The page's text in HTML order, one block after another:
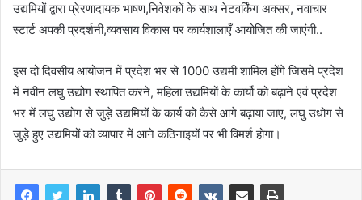
उद्यमियों द्वारा प्रेरणादायक भाषण,निवेशकों के साथ नेटवर्किंग अक्सर, नवाचार
स्टार्ट अपकी प्रदर्शनी,व्यवसाय विकास पर कार्यशालाएँ आयोजित की जाएंगी..
इस दो दिवसीय आयोजन में प्रदेश भर से 1000 उद्यमी शामिल होंगे जिसमे प्रदेश
में नवीन लघु उद्योग स्थापित करने, महिला उद्यमियों के कार्यो को बढ़ाने एवं प्रदेश
भर में लघु उद्योग से जुड़े उद्यमियों के कार्य को कैसे आगे बढ़ाया जाए, लघु उधोग से
जुड़े हुए उद्यमियों को व्यापार में आने कठिनाइयों पर भी विमर्श होगा।